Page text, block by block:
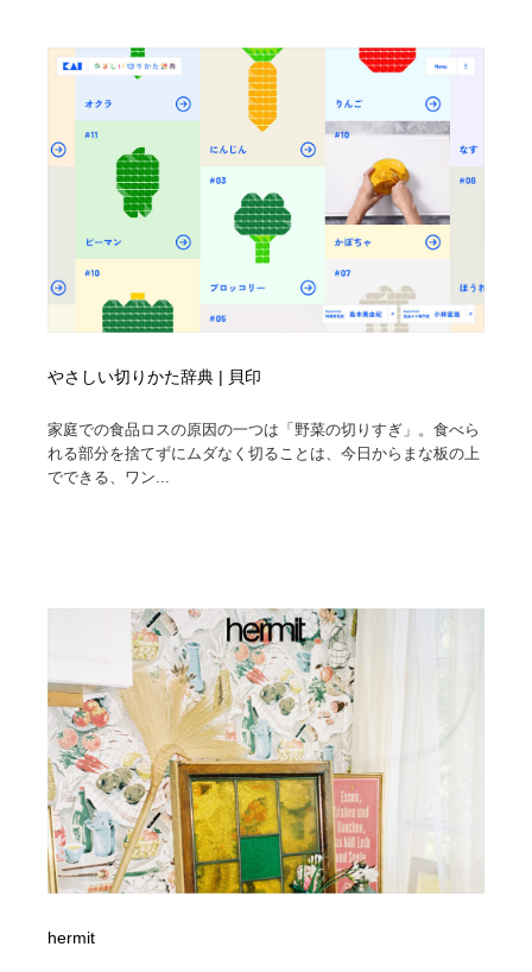
やさしい切りかた辞典 | 貝印
家庭での食品ロスの原因の一つは「野菜の切りすぎ」。食べら
れる部分を捨てずにムダなく切ることは、今日からまな板の上
でできる、ワン...
hermit